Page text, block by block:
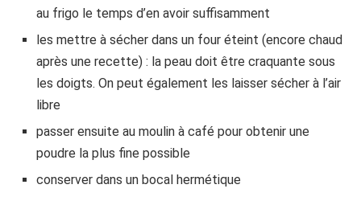
au frigo le temps d’en avoir suffisamment
les mettre à sécher dans un four éteint (encore chaud
après une recette) : la peau doit être craquante sous
les doigts. On peut également les laisser sécher à l’air
libre
passer ensuite au moulin à café pour obtenir une
poudre la plus fine possible
conserver dans un bocal hermétique